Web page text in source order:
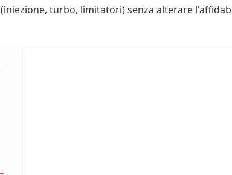
(iniezione, turbo, limitatori) senza alterare